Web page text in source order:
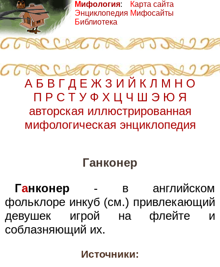
Мифология:
Энциклопедия
Библиотека
Карта сайта
Мифосайты
А Б В Г Д Е Ж З И Й К Л М Н О
П Р С Т У Ф Х Ц Ч Ш Э Ю Я
авторская иллюстрированная
мифологическая энциклопедия
Ганконер
Ганконер - в английском
фольклоре инкуб (см.) привлекающий
девушек игрой на флейте и
соблазняющий их.
Источники: